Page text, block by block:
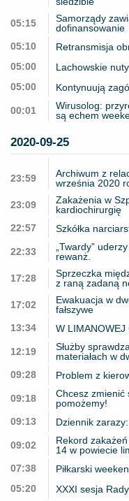
05:15
Samorządy
dofinansowanie
05:10
Retransmisja
05:00
Lachowskie
05:00
Kontynuują
00:01
Wirusolog:
są echem
2020-09-25
23:59
Archiwum z
września 2020
23:09
Zakażenia w
kardiochirurgię
22:57
Szkółka
22:33
„Twardy”
rewanż.
17:28
Sprzeczka
z raną zadaną
17:02
Ewakuacja w
fałszywe
13:34
W LIMANOWEJ
12:19
Służby
materiałach w
09:28
Problem z
09:18
Chcesz zmienić
pomożemy!
09:13
Dziennik
09:02
Rekord
14 w powiecie
07:38
Piłkarski
05:20
XXXI sesja